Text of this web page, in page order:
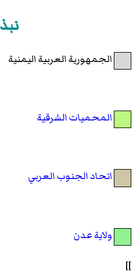
الجمهورية العربية اليمنية
المحميات الشرقية
اتحاد الجنوب العربي
ولاية عدن
]]